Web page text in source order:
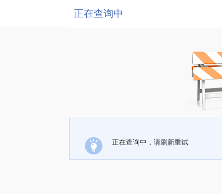
正在查询中
正在查询中，请刷新重试